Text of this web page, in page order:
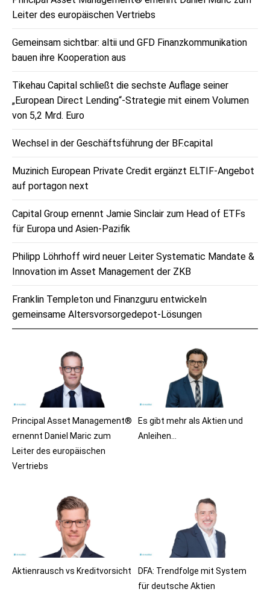
Principal Asset Management®
ernennt Daniel Maric zum
Leiter des europäischen
Vertriebs
Es gibt mehr als Aktien und
Anleihen…
Aktienrausch vs Kreditvorsicht
DFA: Trendfolge mit System
für deutsche Aktien
Leiter des europäischen Vertriebs
Gemeinsam sichtbar: altii und GFD Finanzkommunikation
bauen ihre Kooperation aus
Tikehau Capital schließt die sechste Auflage seiner
„European Direct Lending“-Strategie mit einem Volumen
von 5,2 Mrd. Euro
Wechsel in der Geschäftsführung der BF.capital
Muzinich European Private Credit ergänzt ELTIF-Angebot
auf portagon next
Capital Group ernennt Jamie Sinclair zum Head of ETFs
für Europa und Asien-Pazifik
Philipp Löhrhoff wird neuer Leiter Systematic Mandate &
Innovation im Asset Management der ZKB
Franklin Templeton und Finanzguru entwickeln
gemeinsame Altersvorsorgedepot-Lösungen